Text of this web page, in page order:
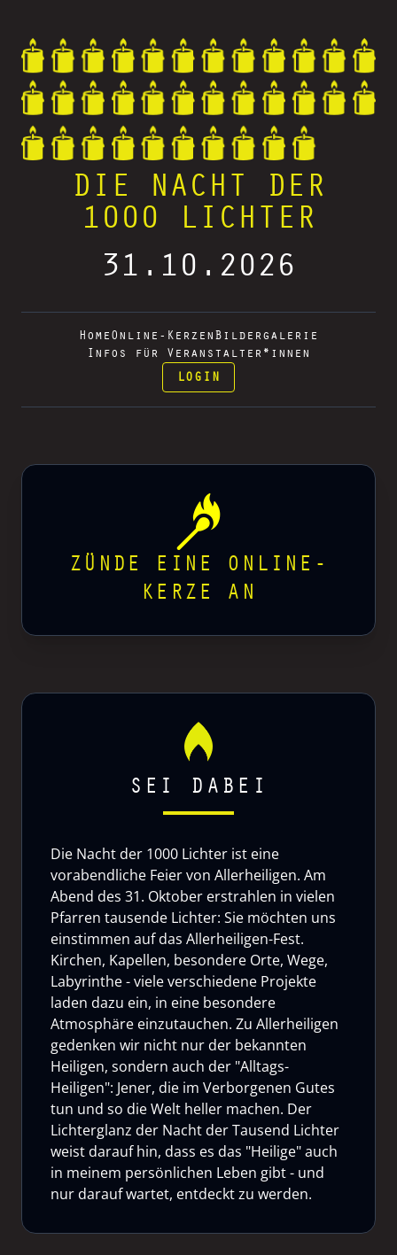
DIE NACHT DER
1000 LICHTER
31.10.2026
Home Online-Kerzen Bildergalerie
Infos für Veranstalter*innen
LOGIN
ZÜNDE EINE ONLINE-
KERZE AN
SEI DABEI
Die Nacht der 1000 Lichter ist eine
vorabendliche Feier von Allerheiligen. Am
Abend des 31. Oktober erstrahlen in vielen
Pfarren tausende Lichter: Sie möchten uns
einstimmen auf das Allerheiligen-Fest.
Kirchen, Kapellen, besondere Orte, Wege,
Labyrinthe - viele verschiedene Projekte
laden dazu ein, in eine besondere
Atmosphäre einzutauchen. Zu Allerheiligen
gedenken wir nicht nur der bekannten
Heiligen, sondern auch der "Alltags-
Heiligen": Jener, die im Verborgenen Gutes
tun und so die Welt heller machen. Der
Lichterglanz der Nacht der Tausend Lichter
weist darauf hin, dass es das "Heilige" auch
in meinem persönlichen Leben gibt - und
nur darauf wartet, entdeckt zu werden.